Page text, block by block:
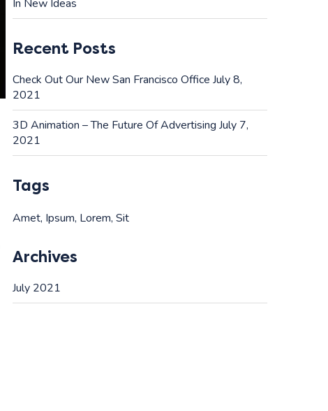
In New Ideas
Recent Posts
Check Out Our New San Francisco Office July 8,
2021
3D Animation – The Future Of Advertising July 7,
2021
Tags
Amet Ipsum Lorem Sit
Archives
July 2021